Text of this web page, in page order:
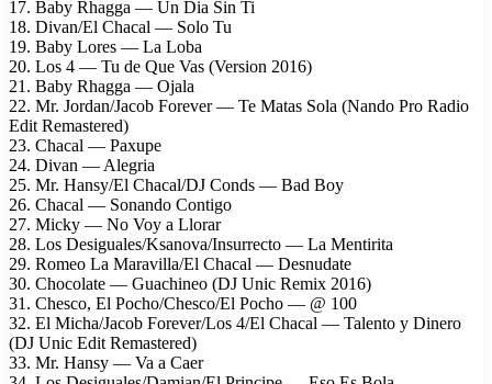
17. Baby Rhagga — Un Dia Sin Ti
18. Divan/El Chacal — Solo Tu
19. Baby Lores — La Loba
20. Los 4 — Tu de Que Vas (Version 2016)
21. Baby Rhagga — Ojala
22. Mr. Jordan/Jacob Forever — Te Matas Sola (Nando Pro Radio
Edit Remastered)
23. Chacal — Paxupe
24. Divan — Alegria
25. Mr. Hansy/El Chacal/DJ Conds — Bad Boy
26. Chacal — Sonando Contigo
27. Micky — No Voy a Llorar
28. Los Desiguales/Ksanova/Insurrecto — La Mentirita
29. Romeo La Maravilla/El Chacal — Desnudate
30. Chocolate — Guachineo (DJ Unic Remix 2016)
31. Chesco, El Pocho/Chesco/El Pocho — @ 100
32. El Micha/Jacob Forever/Los 4/El Chacal — Talento y Dinero
(DJ Unic Edit Remastered)
33. Mr. Hansy — Va a Caer